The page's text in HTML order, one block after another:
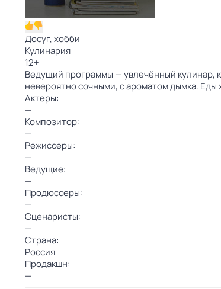
Досуг, хобби
Кулинария
12+
Ведущий программы — увлечённый кулинар,
невероятно сочными, с ароматом дымка. Еды
Актеры:
—
Композитор:
—
Режиссеры:
—
Ведущие:
—
Продюссеры:
—
Сценаристы:
—
Страна:
Россия
Продакшн:
—